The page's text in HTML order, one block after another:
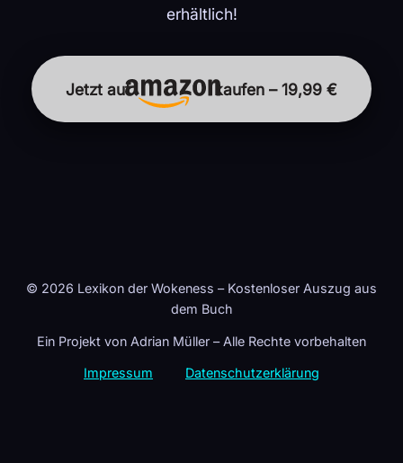
erhältlich!
Jetzt auf kaufen – 19,99 €
© 2026 Lexikon der Wokeness – Kostenloser Auszug aus
dem Buch
Ein Projekt von Adrian Müller – Alle Rechte vorbehalten
Impressum Datenschutzerklärung